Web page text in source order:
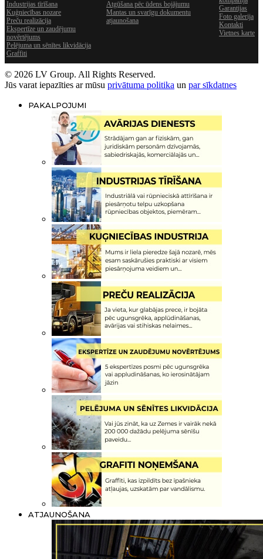
Industrijas tīrīšana
Kuģniecības nozare
Preču realizācija
Ekspertīze un zaudējumu
novērtējums
Pelējuma un sēnītes likvidācija
Graffiti
Atgūšana pēc ūdens bojājumu
Mantas un svarīgu dokumentu
atjaunošana
Garantijas
Foto galerija
Kontakti
Vietnes karte
© 2026 LV Group. All Rights Reserved.
Jūs varat iepazīties ar mūsu privātuma politika un par sīkdatnes
PAKALPOJUMI
ATJAUNOŠANA